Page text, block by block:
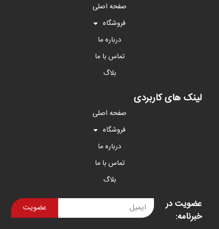
صفحه اصلی
فروشگاه
درباره ما
تماس با ما
بلاگ
لینک های کاربردی
صفحه اصلی
فروشگاه
درباره ما
تماس با ما
بلاگ
عضویت در
خبرنامه:
عضویت